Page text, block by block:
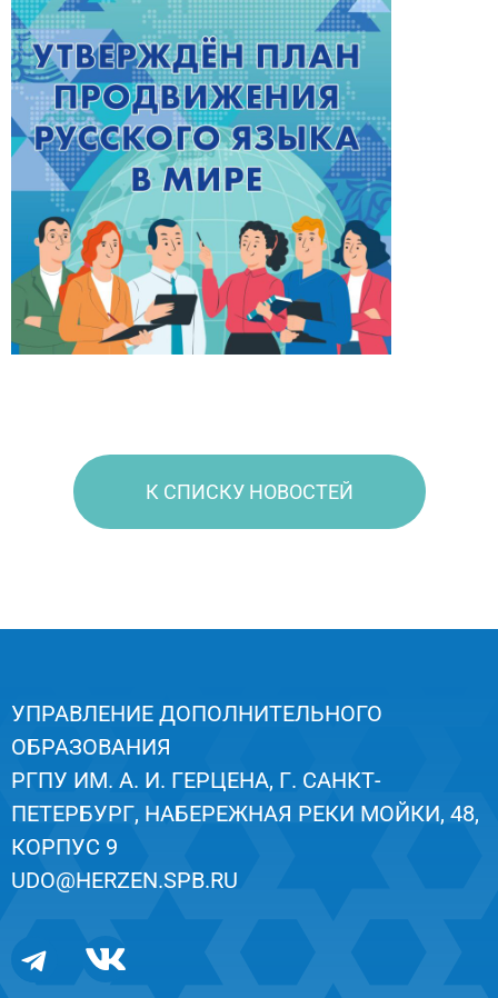
К СПИСКУ НОВОСТЕЙ
УПРАВЛЕНИЕ ДОПОЛНИТЕЛЬНОГО
ОБРАЗОВАНИЯ
РГПУ ИМ. А. И. ГЕРЦЕНА, Г. САНКТ-
ПЕТЕРБУРГ, НАБЕРЕЖНАЯ РЕКИ МОЙКИ, 48,
КОРПУС 9
UDO@HERZEN.SPB.RU